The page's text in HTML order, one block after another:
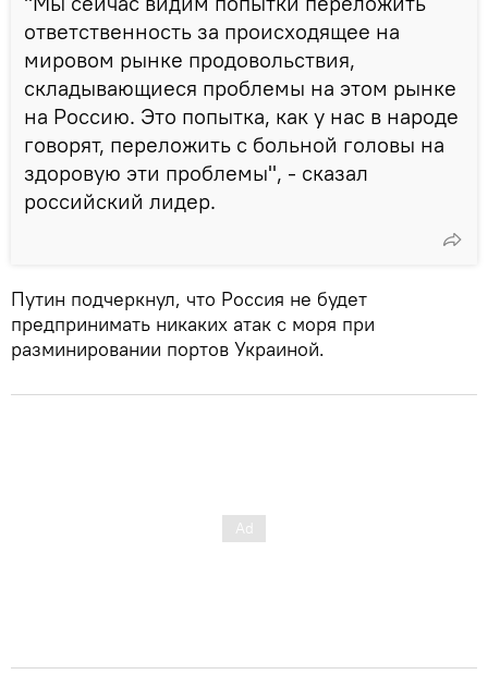
ответственность за происходящее на
мировом рынке продовольствия,
складывающиеся проблемы на этом рынке
на Россию. Это попытка, как у нас в народе
говорят, переложить с больной головы на
здоровую эти проблемы", - сказал
российский лидер.
Путин подчеркнул, что Россия не будет
предпринимать никаких атак с моря при
разминировании портов Украиной.